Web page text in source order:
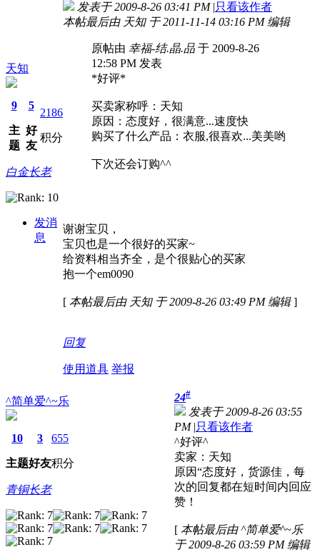
天知
9
主
题
5
好
友
2186
积分
白金长老
发消
息
发表于 2009-8-26 03:41 PM |只看该作者
本帖最后由 天知 于 2011-11-14 03:16 PM 编辑
原帖由 幸福-结.晶.品 于 2009-8-26
12:58 PM 发表
*好评*
买卖家称呼：天知
原因：态度好，很满意...速度快
购买了什么产品：衣服,很喜欢...美美哟
下次还会订购^^
谢谢宝贝 ，
宝贝也是一个很好的买家~
给资料相当齐全，是个很贴心的买家
抱一个em0090
[ 本帖最后由 天知 于 2009-8-26 03:49 PM 编辑]
回复
使用道具 举报
^简单爱^~乐
10
主题
3
好友
655
积分
青铜长老
24#
发表于 2009-8-26 03:55
PM |只看该作者
^好评^
卖家：天知
原因“态度好，货源佳，每
次的回复都在短时间内回应
赞！
[ 本帖最后由 ^简单爱^~乐
于 2009-8-26 03:59 PM 编辑